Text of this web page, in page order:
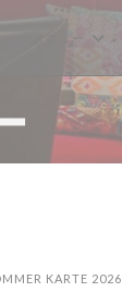
KARTE 2026